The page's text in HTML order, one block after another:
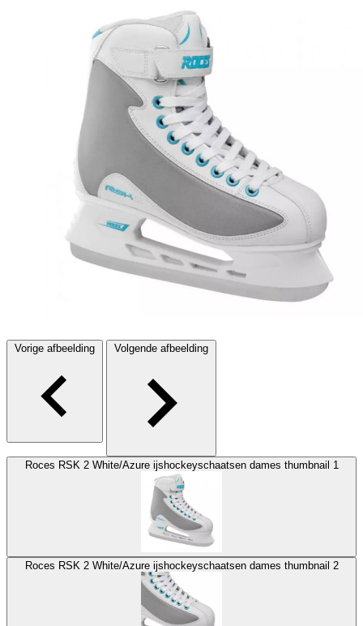
Vorige afbeelding Volgende afbeelding
Roces RSK 2 White/Azure ijshockeyschaatsen dames thumbnail 1
Roces RSK 2 White/Azure ijshockeyschaatsen dames thumbnail 2